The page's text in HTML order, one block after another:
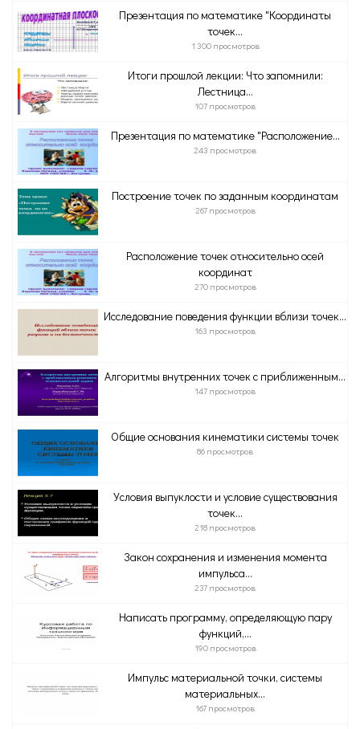
Презентация по математике "Координаты
точек...
1 300 просмотров
Итоги прошлой лекции: Что запомнили:
Лестница...
107 просмотров
Презентация по математике "Расположение...
243 просмотров
Построение точек по заданным координатам
267 просмотров
Расположение точек относительно осей
координат
270 просмотров
Исследование поведения функции вблизи точек...
163 просмотров
Алгоритмы внутренних точек с приближенным...
147 просмотров
Общие основания кинематики системы точек
86 просмотров
Условия выпуклости и условие существования
точек...
218 просмотров
Закон сохранения и изменения момента
импульса...
237 просмотров
Написать программу, определяющую пару
функций,...
190 просмотров
Импульс материальной точки, системы
материальных...
167 просмотров